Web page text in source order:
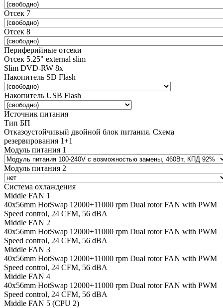
Отсек 7
Отсек 8
Периферийные отсеки
Отсек 5.25" external slim
Slim DVD-RW 8x
Накопитель SD Flash
Накопитель USB Flash
Источник питания
Тип БП
Отказоустойчивый двойной блок питания. Схема
резервирования 1+1
Модуль питания 1
Модуль питания 2
Система охлаждения
Middle FAN 1
40х56mm HotSwap 12000+11000 rpm Dual rotor FAN with PWM
Speed control, 24 CFM, 56 dBA
Middle FAN 2
40х56mm HotSwap 12000+11000 rpm Dual rotor FAN with PWM
Speed control, 24 CFM, 56 dBA
Middle FAN 3
40х56mm HotSwap 12000+11000 rpm Dual rotor FAN with PWM
Speed control, 24 CFM, 56 dBA
Middle FAN 4
40х56mm HotSwap 12000+11000 rpm Dual rotor FAN with PWM
Speed control, 24 CFM, 56 dBA
Middle FAN 5 (CPU 2)